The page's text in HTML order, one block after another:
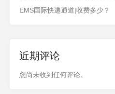
EMS国际快递通道|收费多少？
近期评论
您尚未收到任何评论。